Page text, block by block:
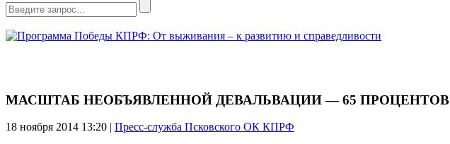
МАСШТАБ НЕОБЪЯВЛЕННОЙ ДЕВАЛЬВАЦИИ — 65 ПРОЦЕНТОВ
18 ноября 2014 13:20 | Пресс-служба Псковского ОК КПРФ